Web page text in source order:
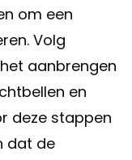
om een
Volg
aanbrengen
en
deze stappen
dat de